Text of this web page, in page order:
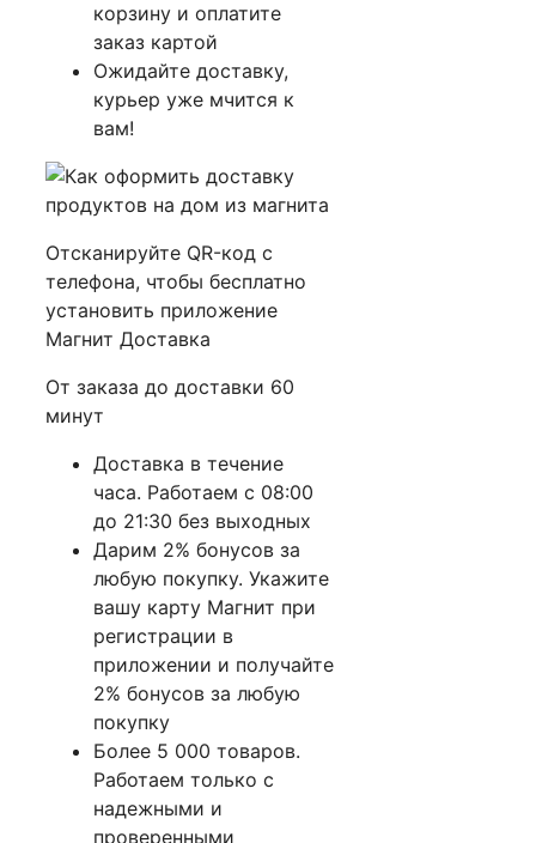
корзину и оплатите
заказ картой
Ожидайте доставку,
курьер уже мчится к
вам!
Отсканируйте QR-код с
телефона, чтобы бесплатно
установить приложение
Магнит Доставка
От заказа до доставки 60
минут
Доставка в течение
часа. Работаем с 08:00
до 21:30 без выходных
Дарим 2% бонусов за
любую покупку. Укажите
вашу карту Магнит при
регистрации в
приложении и получайте
2% бонусов за любую
покупку
Более 5 000 товаров.
Работаем только с
надежными и
проверенными